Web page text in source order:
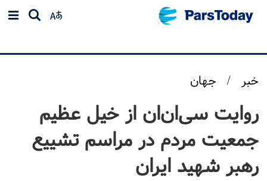
خبر / جهان
روایت سی‌ان‌ان از خیل عظیم
جمعیت مردم در مراسم تشییع
رهبر شهید ایران